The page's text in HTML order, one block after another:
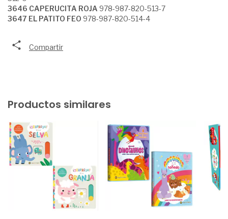
3646 CAPERUCITA ROJA 978-987-820-513-7
3647 EL PATITO FEO 978-987-820-514-4
Compartir
Productos similares